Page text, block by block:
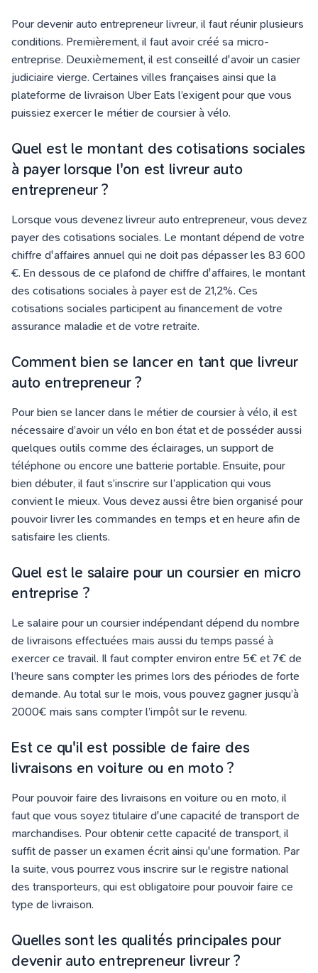
Pour devenir auto entrepreneur livreur, il faut réunir plusieurs
conditions. Premièrement, il faut avoir créé sa micro-
entreprise. Deuxièmement, il est conseillé d'avoir un casier
judiciaire vierge. Certaines villes françaises ainsi que la
plateforme de livraison Uber Eats l’exigent pour que vous
puissiez exercer le métier de coursier à vélo.
Quel est le montant des cotisations sociales
à payer lorsque l'on est livreur auto
entrepreneur ?
Lorsque vous devenez livreur auto entrepreneur, vous devez
payer des cotisations sociales. Le montant dépend de votre
chiffre d'affaires annuel qui ne doit pas dépasser les 83 600
€. En dessous de ce plafond de chiffre d'affaires, le montant
des cotisations sociales à payer est de 21,2%. Ces
cotisations sociales participent au financement de votre
assurance maladie et de votre retraite.
Comment bien se lancer en tant que livreur
auto entrepreneur ?
Pour bien se lancer dans le métier de coursier à vélo, il est
nécessaire d’avoir un vélo en bon état et de posséder aussi
quelques outils comme des éclairages, un support de
téléphone ou encore une batterie portable. Ensuite, pour
bien débuter, il faut s’inscrire sur l’application qui vous
convient le mieux. Vous devez aussi être bien organisé pour
pouvoir livrer les commandes en temps et en heure afin de
satisfaire les clients.
Quel est le salaire pour un coursier en micro
entreprise ?
Le salaire pour un coursier indépendant dépend du nombre
de livraisons effectuées mais aussi du temps passé à
exercer ce travail. Il faut compter environ entre 5€ et 7€ de
l’heure sans compter les primes lors des périodes de forte
demande. Au total sur le mois, vous pouvez gagner jusqu’à
2000€ mais sans compter l’impôt sur le revenu.
Est ce qu'il est possible de faire des
livraisons en voiture ou en moto ?
Pour pouvoir faire des livraisons en voiture ou en moto, il
faut que vous soyez titulaire d'une capacité de transport de
marchandises. Pour obtenir cette capacité de transport, il
suffit de passer un examen écrit ainsi qu'une formation. Par
la suite, vous pourrez vous inscrire sur le registre national
des transporteurs, qui est obligatoire pour pouvoir faire ce
type de livraison.
Quelles sont les qualités principales pour
devenir auto entrepreneur livreur ?